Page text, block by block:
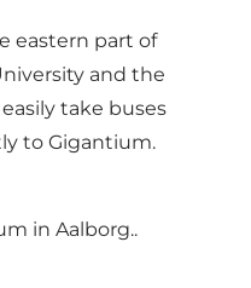
eastern part of
and the
take buses
to Gigantium.
in Aalborg..